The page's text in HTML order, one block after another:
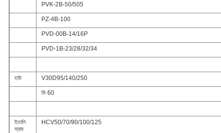
PVK-2B-50/505
PZ-4B-100
PVD-00B-14/16P
PVD-1B-23/28/32/34
হাউ V30D95/140/250
ভি 60
ইতালি
স্যাম
HCV50/70/90/100/125